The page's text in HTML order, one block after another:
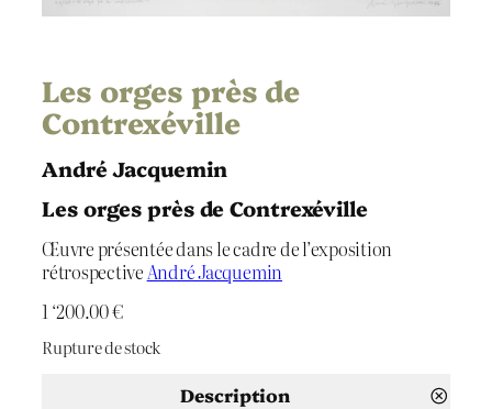
Les orges près de
Contrexéville
André Jacquemin
Les orges près de Contrexéville
Œuvre présentée dans le cadre de l’exposition
rétrospectiveAndré Jacquemin
1 ‘200.00€
Rupture de stock
Description